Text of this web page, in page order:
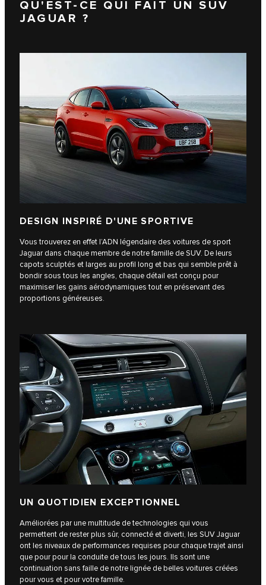
QU'EST-CE QUI FAIT UN SUV
JAGUAR ?
DESIGN INSPIRÉ D'UNE SPORTIVE
Vous trouverez en effet l’ADN légendaire des voitures de sport
Jaguar dans chaque membre de notre famille de SUV. De leurs
capots sculptés et larges au profil long et bas qui semble prêt à
bondir sous tous les angles, chaque détail est conçu pour
maximiser les gains aérodynamiques tout en préservant des
proportions généreuses.
UN QUOTIDIEN EXCEPTIONNEL
Améliorées par une multitude de technologies qui vous
permettent de rester plus sûr, connecté et diverti, les SUV Jaguar
ont les niveaux de performances requises pour chaque trajet ainsi
que pour pour la conduite de tous les jours. Ils sont une
continuation sans faille de notre lignée de belles voitures créées
pour vous et pour votre famille.